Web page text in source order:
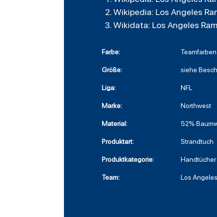
Wikipedia: Los Angeles
Wikidata: Los Angeles
Farbe: Teamfarben
Größe: siehe
Liga: NFL
Marke: Northwest
Material: 52%
Produktart: Strandtuch
Produktkategorie: Handtücher
Team: Los